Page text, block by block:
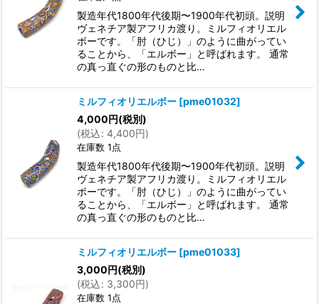
製造年代1800年代後期〜1900年代初頭。説明
ヴェネチア製アフリカ渡り。ミルフィオリエル
ボーです。「肘（ひじ）」のように曲がってい
ることから、「エルボー」と呼ばれます。 通常
の真っ直ぐの形のものと比…
ミルフィオリエルボー [pme01032]
4,000円(税別)
(税込: 4,400円)
在庫数 1点
製造年代1800年代後期〜1900年代初頭。説明
ヴェネチア製アフリカ渡り。ミルフィオリエル
ボーです。「肘（ひじ）」のように曲がってい
ることから、「エルボー」と呼ばれます。 通常
の真っ直ぐの形のものと比…
ミルフィオリエルボー [pme01033]
3,000円(税別)
(税込: 3,300円)
在庫数 1点